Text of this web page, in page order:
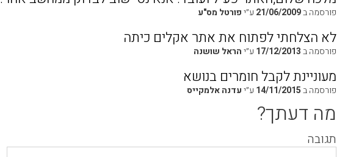
פורסמה ב21/06/2009 ע״יפורטל מס"ע
לא הצלחתי לפתוח את אתר אקלים כיתה
פורסמה ב17/12/2013 ע״יהראל שושנה
מעוניינת לקבל חומרים בנושא
פורסמה ב14/11/2015 ע״יעדנה אלמקייס
מה דעתך?
תגובה